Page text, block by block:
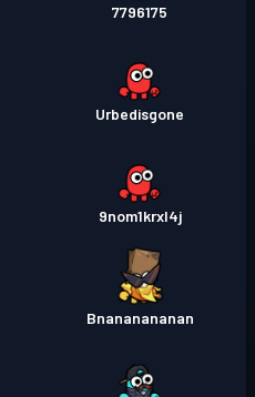
7796175
Urbedisgone
9nom1krxl4j
Bnananananan